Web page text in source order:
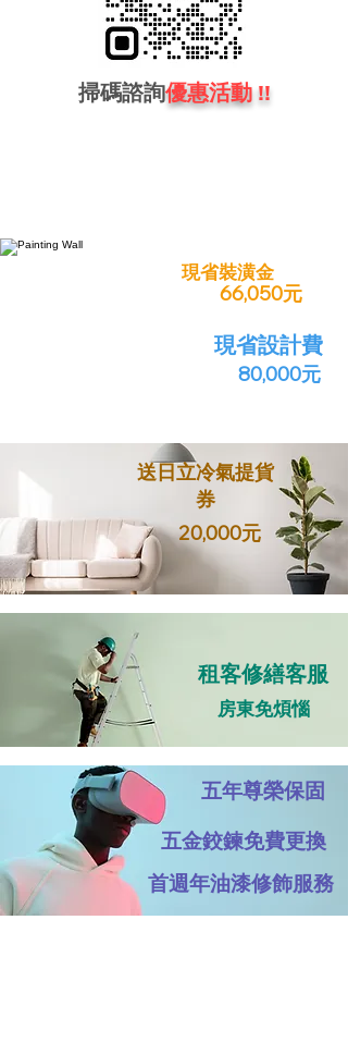
掃碼諮詢優惠活動 !!
現省裝潢金
66,050元
現省設計費
80,000元
送日立冷氣提貨
券
20,000元
租客修繕客服
房東免煩惱
五年尊榮保固
​五金鉸鍊免費更換
首週年油漆修飾服務